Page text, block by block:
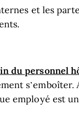
et les
du personnel
s’emboîter.
employé est